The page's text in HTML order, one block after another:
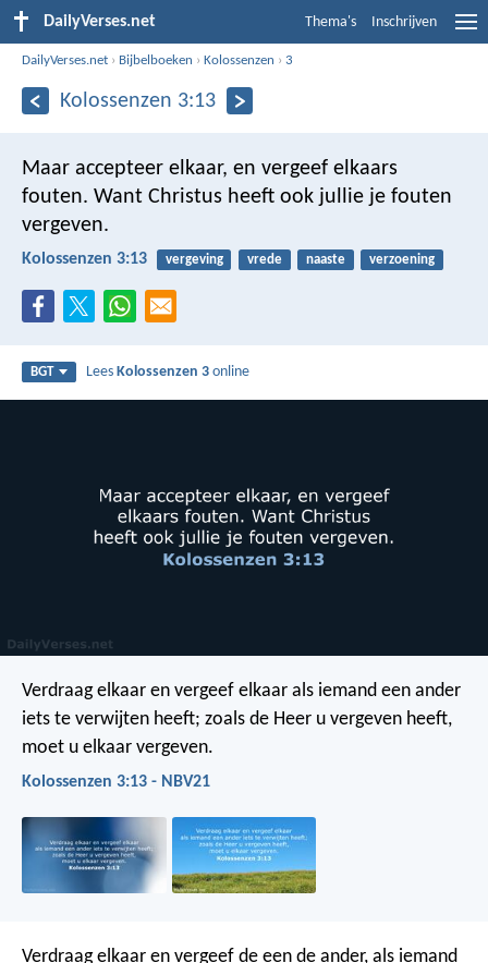
DailyVerses.net Thema's Inschrijven
DailyVerses.net › Bijbelboeken ›Kolossenzen ›3
Kolossenzen 3:13
Maar accepteer elkaar, en vergeef elkaars
fouten. Want Christus heeft ook jullie je fouten
vergeven.
Kolossenzen 3:13 vergeving vrede naaste verzoening
BGT LeesKolossenzen 3 online
Verdraag elkaar en vergeef elkaar als iemand een ander
iets te verwijten heeft; zoals de Heer u vergeven heeft,
moet u elkaar vergeven.
Kolossenzen 3:13 - NBV21
Verdraag elkaar en vergeef de een de ander, als iemand